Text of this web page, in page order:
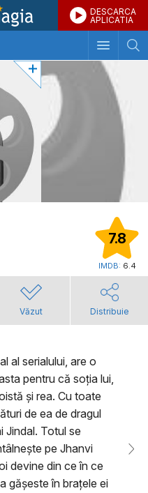
DESCARCA
APLICATIA
7.8
IMDB: 6.4
Văzut Distribuie
al serialului, are o
pentru că soția lui,
și rea. Cu toate
de ea de dragul
Jindal. Totul se
pe Jhanvi
devine din ce în ce
gășeste în brațele ei